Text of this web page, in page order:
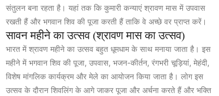
संतुलन बना रहता है। यहां तक कि कुमारी कन्याएं श्रावण मास में उपवास
रखती हैं और भगवान शिव की पूजा करती हैं ताकि वे अच्छे वर प्राप्त करें।
सावन महीने का उत्सव (श्रावण मास का उत्सव)
भारत में श्रावण महीने का उत्सव बहुत धूमधाम के साथ मनाया जाता है। इस
महीने में भगवान शिव की पूजा, उपवास, भजन-कीर्तन, रंगभरी चूड़ियां, मेहंदी,
विशेष मांगलिक कार्यक्रम और मेले का आयोजन किया जाता है। लोग इस
उत्सव के दौरान शिवलिंग के आगे जाकर पूजा और अर्चना करते हैं और भक्ति